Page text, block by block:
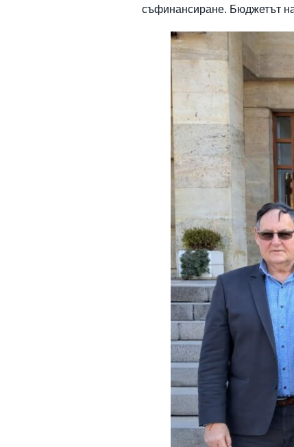
съфинансиране. Бюджетът